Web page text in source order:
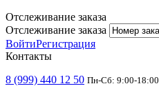
Отслеживание заказа
Отслеживание заказа
ВойтиРегистрация
Контакты
8 (999) 440 12 50 Пн-Сб: 9:00-18:00